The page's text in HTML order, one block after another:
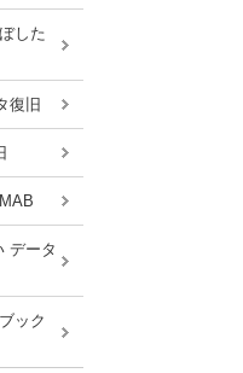
した
復旧
データ
ック